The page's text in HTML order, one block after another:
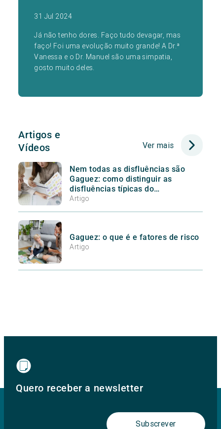
31 Jul 2024
Já não tenho dores. Faço tudo devagar, mas
faço! Foi uma evolução muito grande! A Dr.ª
Vanessa e o Dr. Manuel são uma simpatia,
gosto muito deles.
Artigos e
Vídeos
Ver mais
Nem todas as disfluências são
Gaguez: como distinguir as
disfluências típicas do
desenvolvimento da Gaguez
Artigo
Gaguez: o que é e fatores de risco
Artigo
Quero receber a newsletter
Subscrever